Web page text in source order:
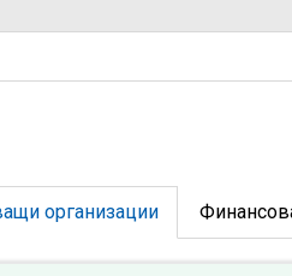
организации